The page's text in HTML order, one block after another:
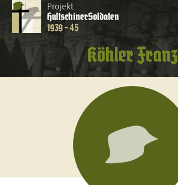
Projekt
HultschinerSoldaten
1939 - 45
Köhler Franz